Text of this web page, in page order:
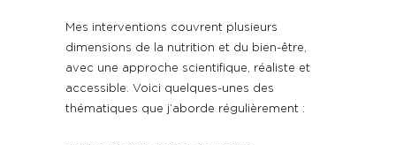
Mes interventions couvrent plusieurs
dimensions de la nutrition et du bien-être,
avec une approche scientifique, réaliste et
accessible. Voici quelques-unes des
thématiques que j’aborde régulièrement :